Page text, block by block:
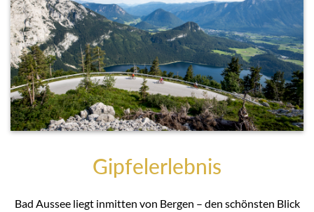
Gipfelerlebnis
Bad Aussee liegt inmitten von Bergen – den schönsten Blick